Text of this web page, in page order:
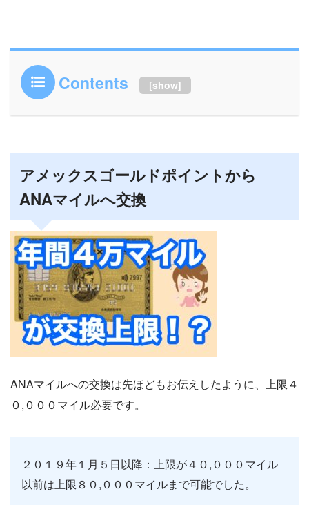
Contents [show]
アメックスゴールドポイントから
ANAマイルへ交換
ANAマイルへの交換は先ほどもお伝えしたように、上限４
０,０００マイル必要です。
２０１９年１月５日以降：上限が４０,０００マイル
以前は上限８０,０００マイルまで可能でした。